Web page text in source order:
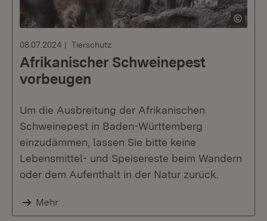
08.07.2024 Tierschutz
Afrikanischer Schweinepest
vorbeugen
Um die Ausbreitung der Afrikanischen
Schweinepest in Baden-Württemberg
einzudämmen, lassen Sie bitte keine
Lebensmittel- und Speisereste beim Wandern
oder dem Aufenthalt in der Natur zurück.
Mehr